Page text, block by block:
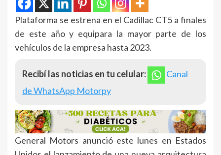
Plataforma se estrena en el Cadillac CT5 a finales
de este año y equipara la mayor parte de los
vehículos de la empresa hasta 2023.
Recibí las noticias en tu celular:
Canal
de WhatsApp Motorpy
General Motors anunció este lunes en Estados